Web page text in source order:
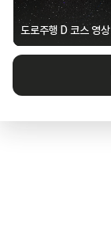
도로주행 D 코스 영상